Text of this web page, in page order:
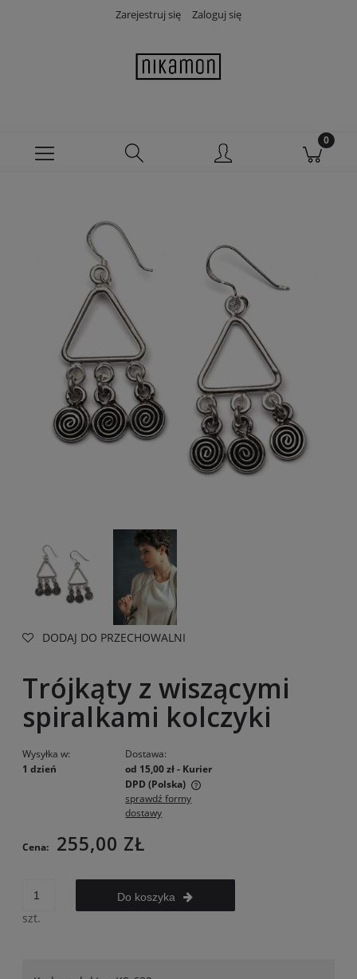
Zarejestruj się Zaloguj się
DODAJ DO PRZECHOWALNI
Trójkąty z wiszącymi
spiralkami kolczyki
Wysyłka w:
1 dzień
Dostawa:
od 15,00 zł- Kurier
DPD (Polska)
Cena nie zawiera ewentualnych kosztów płatności
sprawdź formy
dostawy
Cena: 255,00 ZŁ
szt.
Do koszyka